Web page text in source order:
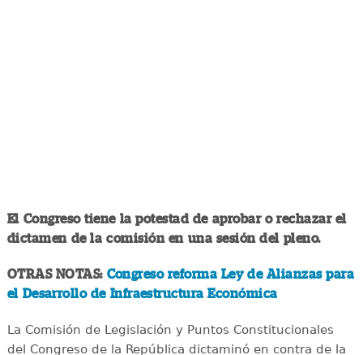
El Congreso tiene la potestad de aprobar o rechazar el
dictamen de la comisión en una sesión del pleno.
OTRAS NOTAS: Congreso reforma Ley de Alianzas para
el Desarrollo de Infraestructura Económica
La Comisión de Legislación y Puntos Constitucionales
del Congreso de la República dictaminó en contra de la